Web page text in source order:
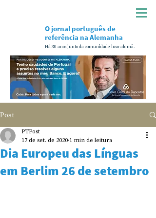
Há 30 anos junto da comunidade luso-alemã.
O jornal português de
referência na Alemanha
Post
Dia Europeu das Línguas
em Berlim 26 de setembro
PTPost
17 de set. de 2020 1 min de leitura